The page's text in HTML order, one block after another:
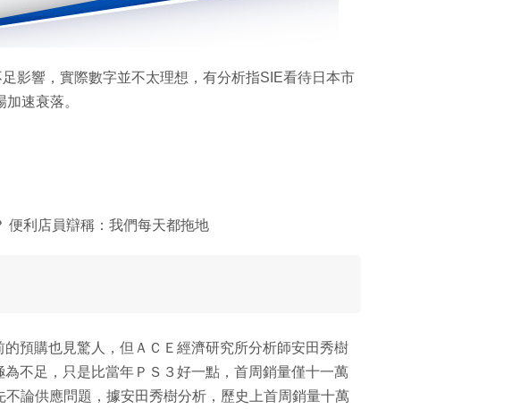
影響，實際數字並不太理想，有分析指SIE看待日本市
速衰落。
便利店員辯稱：我們每天都拖地
預購也見驚人，但ＡＣＥ經濟研究所分析師安田秀樹
不足，只是比當年ＰＳ３好一點，首周銷量僅十一萬
論供應問題，據安田秀樹分析，歷史上首周銷量十萬